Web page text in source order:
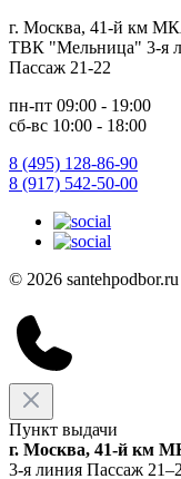
г. Москва, 41-й км
ТВК "Мельница" 3-я
Пассаж 21-22
пн-пт 09:00 - 19:00
сб-вс 10:00 - 18:00
8 (495) 128-86-90
8 (917) 542-50-00
© 2026 santehpodbor.ru
Пункт выдачи
г. Москва, 41-й км
3-я линия Пассаж